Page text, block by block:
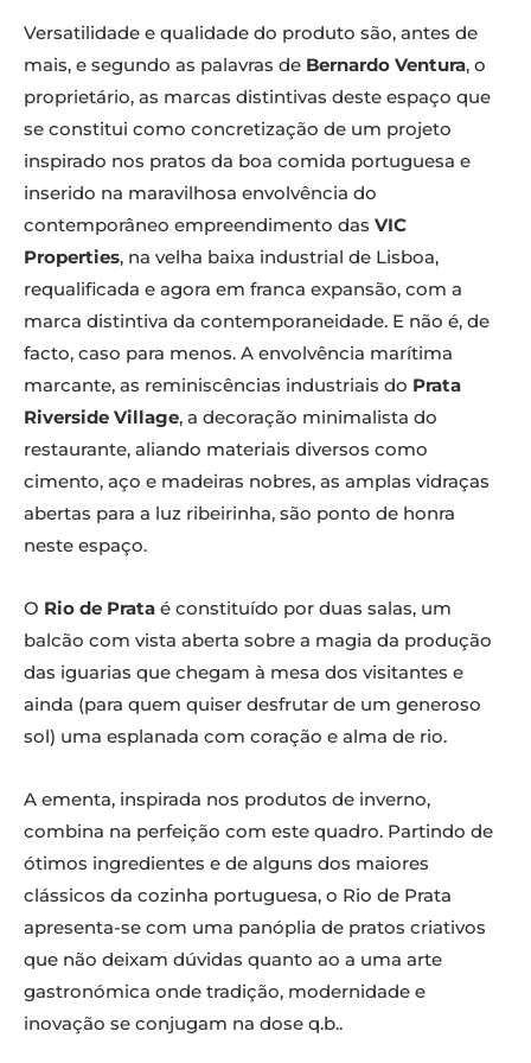
Versatilidade e qualidade do produto são, antes de
mais, e segundo as palavras de Bernardo Ventura, o
proprietário, as marcas distintivas deste espaço que
se constitui como concretização de um projeto
inspirado nos pratos da boa comida portuguesa e
inserido na maravilhosa envolvência do
contemporâneo empreendimento das VIC
Properties, na velha baixa industrial de Lisboa,
requalificada e agora em franca expansão, com a
marca distintiva da contemporaneidade. E não é, de
facto, caso para menos. A envolvência marítima
marcante, as reminiscências industriais do Prata
Riverside Village, a decoração minimalista do
restaurante, aliando materiais diversos como
cimento, aço e madeiras nobres, as amplas vidraças
abertas para a luz ribeirinha, são ponto de honra
neste espaço.
O Rio de Prata é constituído por duas salas, um
balcão com vista aberta sobre a magia da produção
das iguarias que chegam à mesa dos visitantes e
ainda (para quem quiser desfrutar de um generoso
sol) uma esplanada com coração e alma de rio.
A ementa, inspirada nos produtos de inverno,
combina na perfeição com este quadro. Partindo de
ótimos ingredientes e de alguns dos maiores
clássicos da cozinha portuguesa, o Rio de Prata
apresenta-se com uma panóplia de pratos criativos
que não deixam dúvidas quanto ao a uma arte
gastronómica onde tradição, modernidade e
inovação se conjugam na dose q.b..